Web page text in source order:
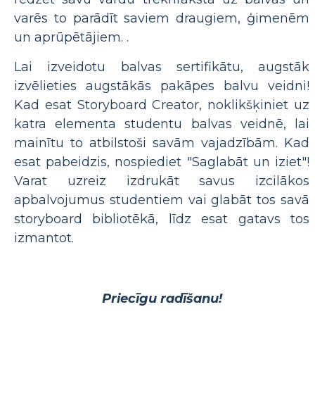
varēs to parādīt saviem draugiem, ģimenēm
un aprūpētājiem. .
Lai izveidotu balvas sertifikātu, augstāk
izvēlieties augstākās pakāpes balvu veidni!
Kad esat Storyboard Creator, noklikšķiniet uz
katra elementa studentu balvas veidnē, lai
mainītu to atbilstoši savām vajadzībām. Kad
esat pabeidzis, nospiediet "Saglabāt un iziet"!
Varat uzreiz izdrukāt savus izcilākos
apbalvojumus studentiem vai glabāt tos savā
storyboard bibliotēkā, līdz esat gatavs tos
izmantot.
Priecīgu radīšanu!